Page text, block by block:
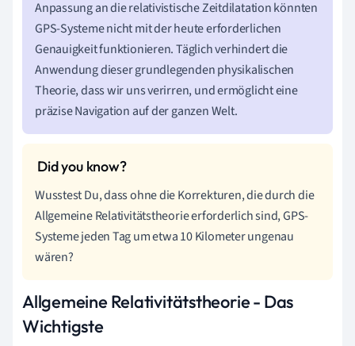
Anpassung an die relativistische Zeitdilatation könnten
GPS-Systeme nicht mit der heute erforderlichen
Genauigkeit funktionieren. Täglich verhindert die
Anwendung dieser grundlegenden physikalischen
Theorie, dass wir uns verirren, und ermöglicht eine
präzise Navigation auf der ganzen Welt.
Wusstest Du, dass ohne die Korrekturen, die durch die
Allgemeine Relativitätstheorie erforderlich sind, GPS-
Systeme jeden Tag um etwa 10 Kilometer ungenau
wären?
Allgemeine Relativitätstheorie - Das
Wichtigste